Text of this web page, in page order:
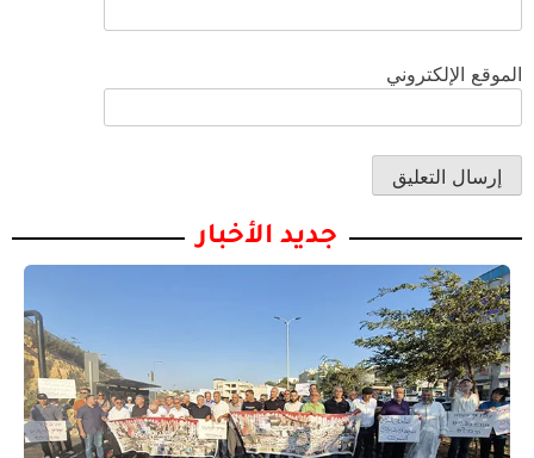
الموقع الإلكتروني
جديد الأخبار